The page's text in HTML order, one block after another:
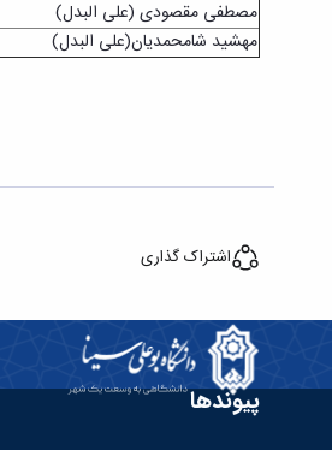
مصطفی مقصودی (علی البدل)
مهشید شامحمدیان(علی البدل)
اشتراک گذاری
پیوندها